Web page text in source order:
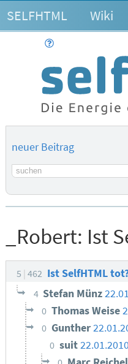
SELFHTML Wiki
neuer Beitrag
Suchbegriff
_Robert: Ist
5 462 Ist SelfHTML
4 Stefan Münz
0 Thomas Weise
0 Gunther
0 suit